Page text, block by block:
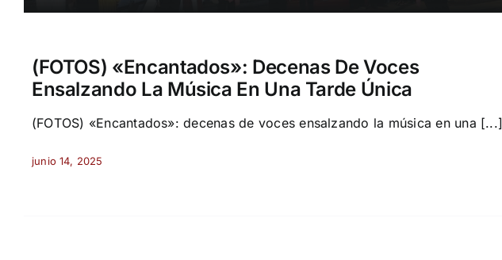
(FOTOS) «Encantados»: Decenas De Voces
Ensalzando La Música En Una Tarde Única
(FOTOS) «Encantados»: decenas de voces ensalzando la música en una [...]
junio 14, 2025